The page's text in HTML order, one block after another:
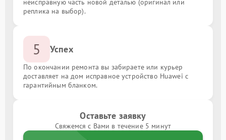
неисправную часть новой деталью (оригинал или
реплика на выбор).
5 Успех
По окончании ремонта вы забираете или курьер
доставляет на дом исправное устройство Huawei с
гарантийным бланком.
Оставьте заявку
Свяжемся с Вами в течение 5 минут